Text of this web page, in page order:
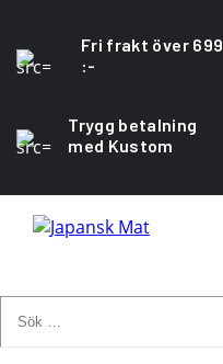
Fri frakt över 699
:-
Trygg betalning
med Kustom